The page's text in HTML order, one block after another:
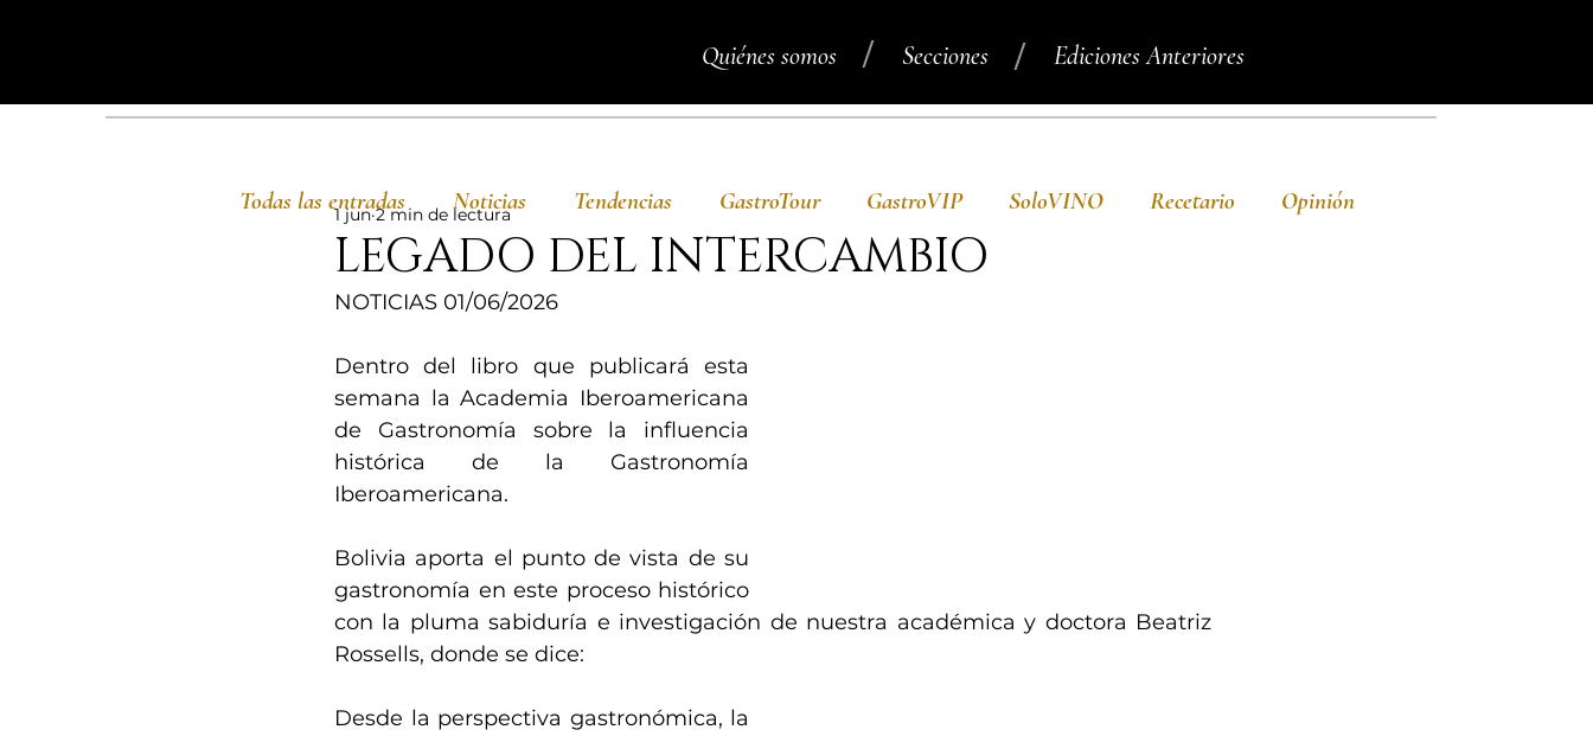
Quiénes somos Secciones Ediciones Anteriores
/ /
LEGADO DEL INTERCAMBIO
1 jun 2 min de lectura
NOTICIAS 01/06/2026
Dentro del libro que publicará esta
semana la Academia Iberoamericana
de Gastronomía sobre la influencia
histórica de la Gastronomía
Iberoamericana.
Bolivia aporta el punto de vista de su
gastronomía en este proceso histórico
con la pluma sabiduría e investigación de nuestra académica y doctora Beatriz
Rossells, donde se dice:
Desde la perspectiva gastronómica, la
Todas las entradas Noticias Tendencias GastroTour GastroVIP SoloVINO Recetario Opinión